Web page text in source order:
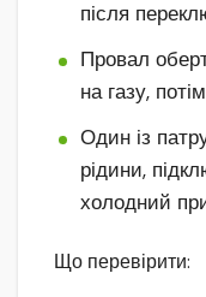
після
Провал
на газу,
Один із
рідини,
холодний
Що перевірити: